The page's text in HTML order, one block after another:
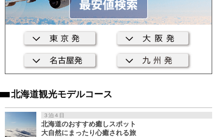
北海道観光モデルコース
３泊４日
北海道のおすすめ癒しスポット
大自然にまったり心癒される旅